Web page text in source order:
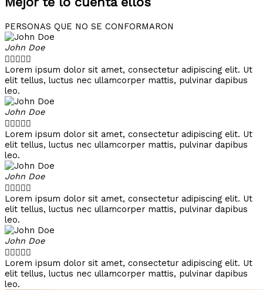
PERSONAS QUE NO SE CONFORMARON
John Doe

Lorem ipsum dolor sit amet, consectetur adipiscing elit. Ut
elit tellus, luctus nec ullamcorper mattis, pulvinar dapibus
leo.
John Doe

Lorem ipsum dolor sit amet, consectetur adipiscing elit. Ut
elit tellus, luctus nec ullamcorper mattis, pulvinar dapibus
leo.
John Doe

Lorem ipsum dolor sit amet, consectetur adipiscing elit. Ut
elit tellus, luctus nec ullamcorper mattis, pulvinar dapibus
leo.
John Doe

Lorem ipsum dolor sit amet, consectetur adipiscing elit. Ut
elit tellus, luctus nec ullamcorper mattis, pulvinar dapibus
leo.